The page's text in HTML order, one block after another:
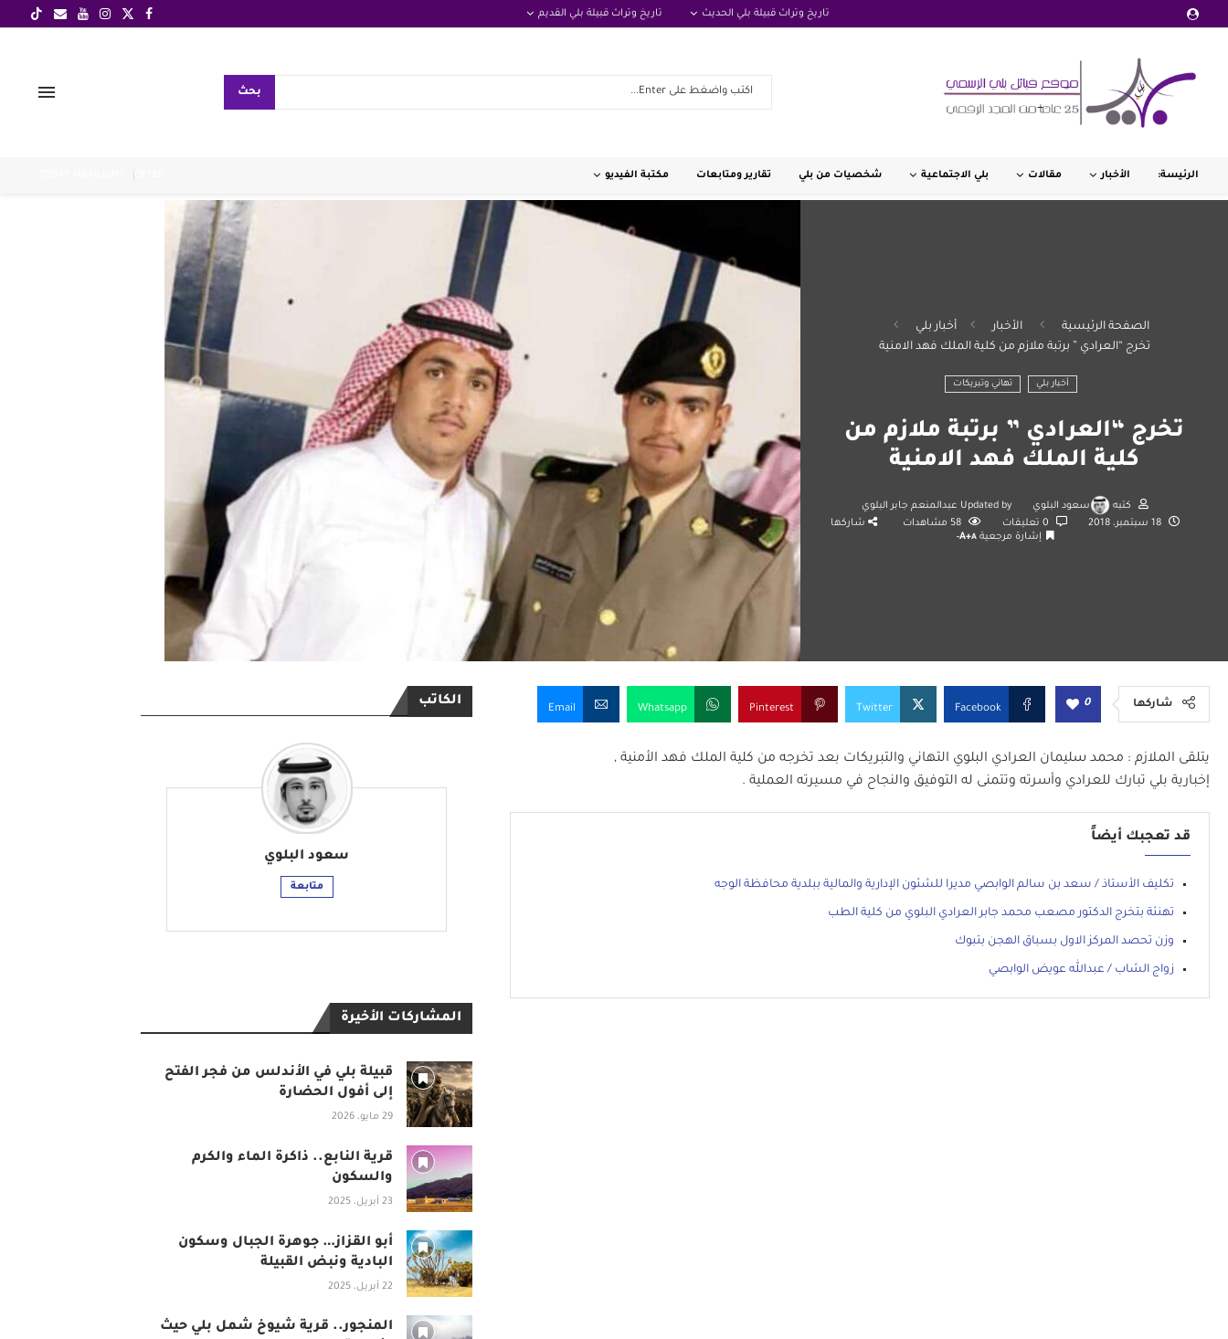
تاريخ وتراث قبيلة بلي الحديث تاريخ وتراث قبيلة بلي القديم
بحث
الرئيسة: الأخبار مقالات بلي الاجتماعية شخصيات من بلي تقارير ومتابعات مكتبة الفيديو
الصفحة الرئيسية الأخبار
أخبار بلي
تخرج “العرادي ” برتبة ملازم من كلية الملك فهد الامنية
أخبار بلي تهاني وتبريكات
تخرج “العرادي ” برتبة ملازم من
كلية الملك فهد الامنية
كتبه سعود البلوي Updated by عبدالمنعم جابر البلوي
18 سبتمبر، 2018
58 مشاهدات
شاركها
إشارة مرجعية
A+A-
شاركها 0
Facebook
Twitter
Pinterest
Whatsapp
Email
يتلقى الملازم : محمد سليمان العرادي البلوي التهاني والتبريكات بعد تخرجه من كلية الملك فهد الأمنية ,
إخبارية بلي تبارك للعرادي وأسرته وتتمنى له التوفيق والنجاح في مسيرته العملية .
قد تعجبك أيضاً
تكليف الأستاذ / سعد بن سالم الوابصي مديرا للشئون الإدارية والمالية ببلدية محافظة الوجه
تهنئة بتخرج الدكتور مصعب محمد جابر العرادي البلوي من كلية الطب
وزن تحصد المركز الاول بسباق الهجن بتبوك
زواج الشاب / عبدالله عويض الوابصي
الكاتب
سعود البلوي
متابعة
المشاركات الأخيرة
قبيلة بلي في الأندلس من فجر الفتح
إلى أفول الحضارة
29 مايو، 2026
قرية النابع.. ذاكرة الماء والكرم
والسكون
23 أبريل، 2025
أبو القزاز… جوهرة الجبال وسكون
البادية ونبض القبيلة
22 أبريل، 2025
المنجور.. قرية شيوخ شمل بلي حيث